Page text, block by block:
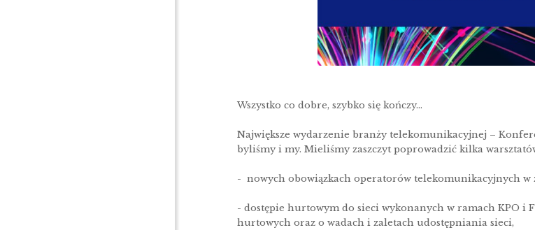
Wszystko co dobre, szybko się kończy…
Największe wydarzenie branży telekomunikacyjnej –
byliśmy i my. Mieliśmy zaszczyt poprowadzić kilka
- nowych obowiązkach operatorów telekomunikacyjnych w
- dostępie hurtowym do sieci wykonanych w ramach KPO i
hurtowych oraz o wadach i zaletach udostępniania sieci,